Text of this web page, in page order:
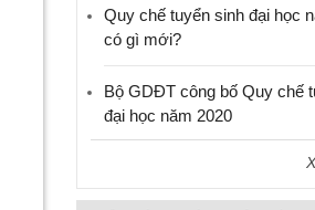
Quy chế tuyển sinh đại học
có gì mới?
Bộ GDĐT công bố Quy chế
đại học năm 2020